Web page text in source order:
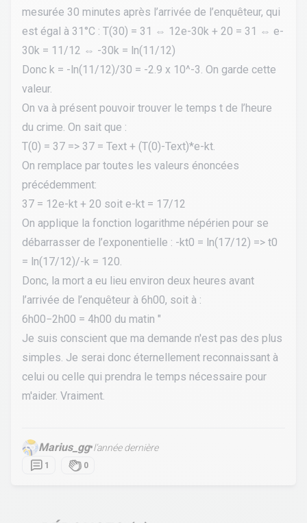
mesurée 30 minutes après l’arrivée de l’enquêteur, qui
est égal à 31°C : T(30) = 31 ⇔ 12e-30k + 20 = 31 ⇔ e-
30k = 11/12 ⇔ -30k = ln(11/12)
Donc k = -ln(11/12)/30 = -2.9 x 10^-3. On garde cette
valeur.
On va à présent pouvoir trouver le temps t de l’heure
du crime. On sait que :
T(0) = 37 => 37 = Text + (T(0)-Text)*e-kt.
On remplace par toutes les valeurs énoncées
précédemment:
37 = 12e-kt + 20 soit e-kt = 17/12
On applique la fonction logarithme népérien pour se
débarrasser de l’exponentielle : -kt0 = ln(17/12) => t0
= ln(17/12)/-k = 120.
Donc, la mort a eu lieu environ deux heures avant
l’arrivée de l’enquêteur à 6h00, soit à :
6h00−2h00 = 4h00 du matin "
Je suis conscient que ma demande n'est pas des plus
simples. Je serai donc éternellement reconnaissant à
celui ou celle qui prendra le temps nécessaire pour
m'aider. Vraiment.
Marius_gg•l’année dernière
1 0